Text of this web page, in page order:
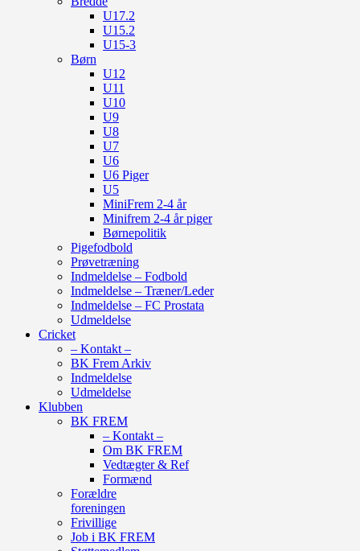
U17.2
U15.2
U15-3
Børn
U12
U11
U10
U9
U8
U7
U6
U6 Piger
U5
MiniFrem 2-4 år
Minifrem 2-4 år piger
Børnepolitik
Pigefodbold
Prøvetræning
Indmeldelse – Fodbold
Indmeldelse – Træner/Leder
Indmeldelse – FC Prostata
Udmeldelse
Cricket
– Kontakt –
BK Frem Arkiv
Indmeldelse
Udmeldelse
Klubben
BK FREM
– Kontakt –
Om BK FREM
Vedtægter & Ref
Formænd
Forældre
foreningen
Frivillige
Job i BK FREM